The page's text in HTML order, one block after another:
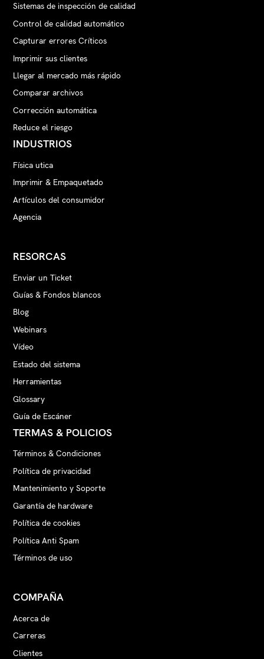
Sistemas de inspección de calidad
Control de calidad automático
Capturar errores Críticos
Imprimir sus clientes
Llegar al mercado más rápido
Comparar archivos
Corrección automática
Reduce el riesgo
INDUSTRIOS
Física utica
Imprimir & Empaquetado
Artículos del consumidor
Agencia
RESORCAS
Enviar un Ticket
Guías & Fondos blancos
Blog
Webinars
Vídeo
Estado del sistema
Herramientas
Glossary
Guía de Escáner
TERMAS & POLICIOS
Términos & Condiciones
Política de privacidad
Mantenimiento y Soporte
Garantía de hardware
Política de cookies
Política Anti Spam
Términos de uso
COMPAÑA
Acerca de
Carreras
Clientes